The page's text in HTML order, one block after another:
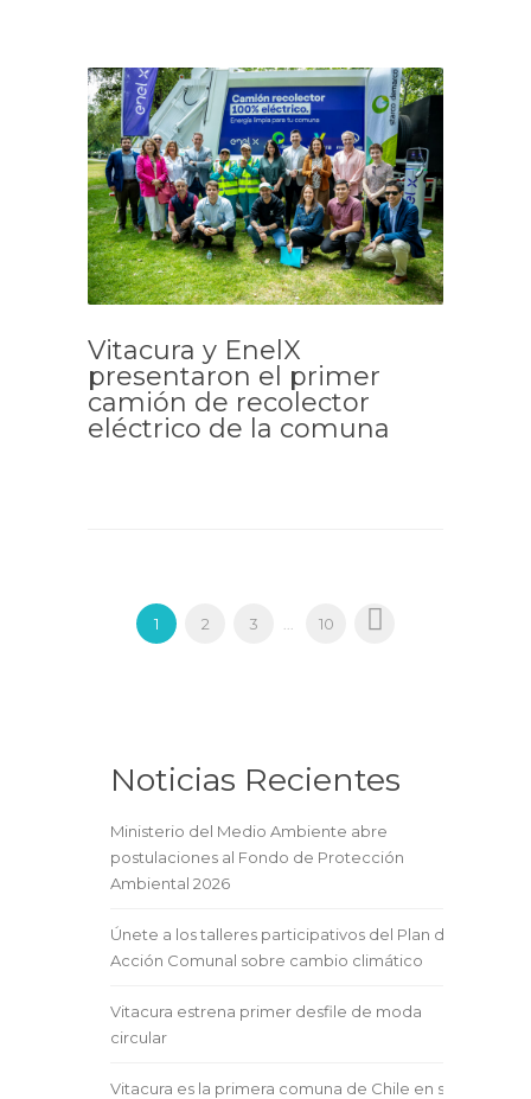
Vitacura y EnelX
presentaron el primer
camión de recolector
eléctrico de la comuna
1 2 3 10
Noticias Recientes
Ministerio del Medio Ambiente abre
postulaciones al Fondo de Protección
Ambiental 2026
Únete a los talleres participativos del Plan de
Acción Comunal sobre cambio climático
Vitacura estrena primer desfile de moda
circular
Vitacura es la primera comuna de Chile en ser